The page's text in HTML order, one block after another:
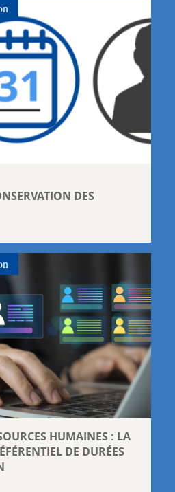
DES
HUMAINES : LA
DE DURÉES